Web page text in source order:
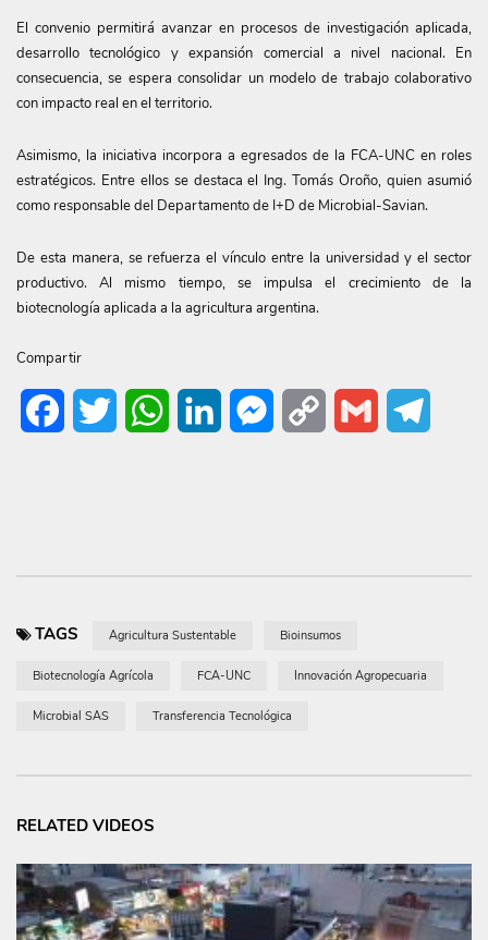
El convenio permitirá avanzar en procesos de investigación aplicada,
desarrollo tecnológico y expansión comercial a nivel nacional. En
consecuencia, se espera consolidar un modelo de trabajo colaborativo
con impacto real en el territorio.
Asimismo, la iniciativa incorpora a egresados de la FCA-UNC en roles
estratégicos. Entre ellos se destaca el Ing. Tomás Oroño, quien asumió
como responsable del Departamento de I+D de Microbial-Savian.
De esta manera, se refuerza el vínculo entre la universidad y el sector
productivo. Al mismo tiempo, se impulsa el crecimiento de la
biotecnología aplicada a la agricultura argentina.
Compartir
FacebookTwitter WhatsAppLinkedIn Messenger
Copy
Gmail
TAGS Agricultura Sustentable Bioinsumos
Biotecnología Agrícola FCA-UNC Innovación Agropecuaria
Microbial SAS Transferencia Tecnológica
RELATED VIDEOS